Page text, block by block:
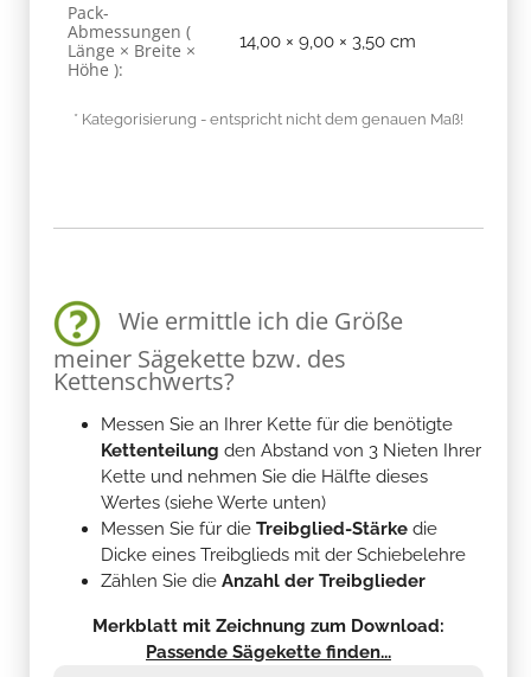
Pack-
Abmessungen (
Länge × Breite ×
Höhe ):
14,00 × 9,00 × 3,50 cm
* Kategorisierung - entspricht nicht dem genauen Maß!
Wie ermittle ich die Größe
meiner Sägekette bzw. des
Kettenschwerts?
Messen Sie an Ihrer Kette für die benötigte
Kettenteilung den Abstand von 3 Nieten Ihrer
Kette und nehmen Sie die Hälfte dieses
Wertes (siehe Werte unten)
Messen Sie für die Treibglied-Stärke die
Dicke eines Treibglieds mit der Schiebelehre
Zählen Sie die Anzahl der Treibglieder
Merkblatt mit Zeichnung zum Download:
Passende Sägekette finden...